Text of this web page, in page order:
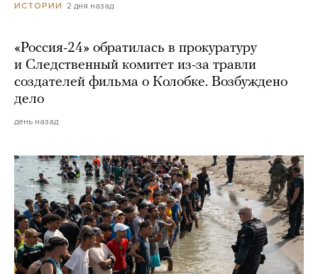
ИСТОРИИ 2 дня назад
«Россия-24» обратилась в прокуратуру
и Следственный комитет из-за травли
создателей фильма о Колобке. Возбуждено
дело
день назад